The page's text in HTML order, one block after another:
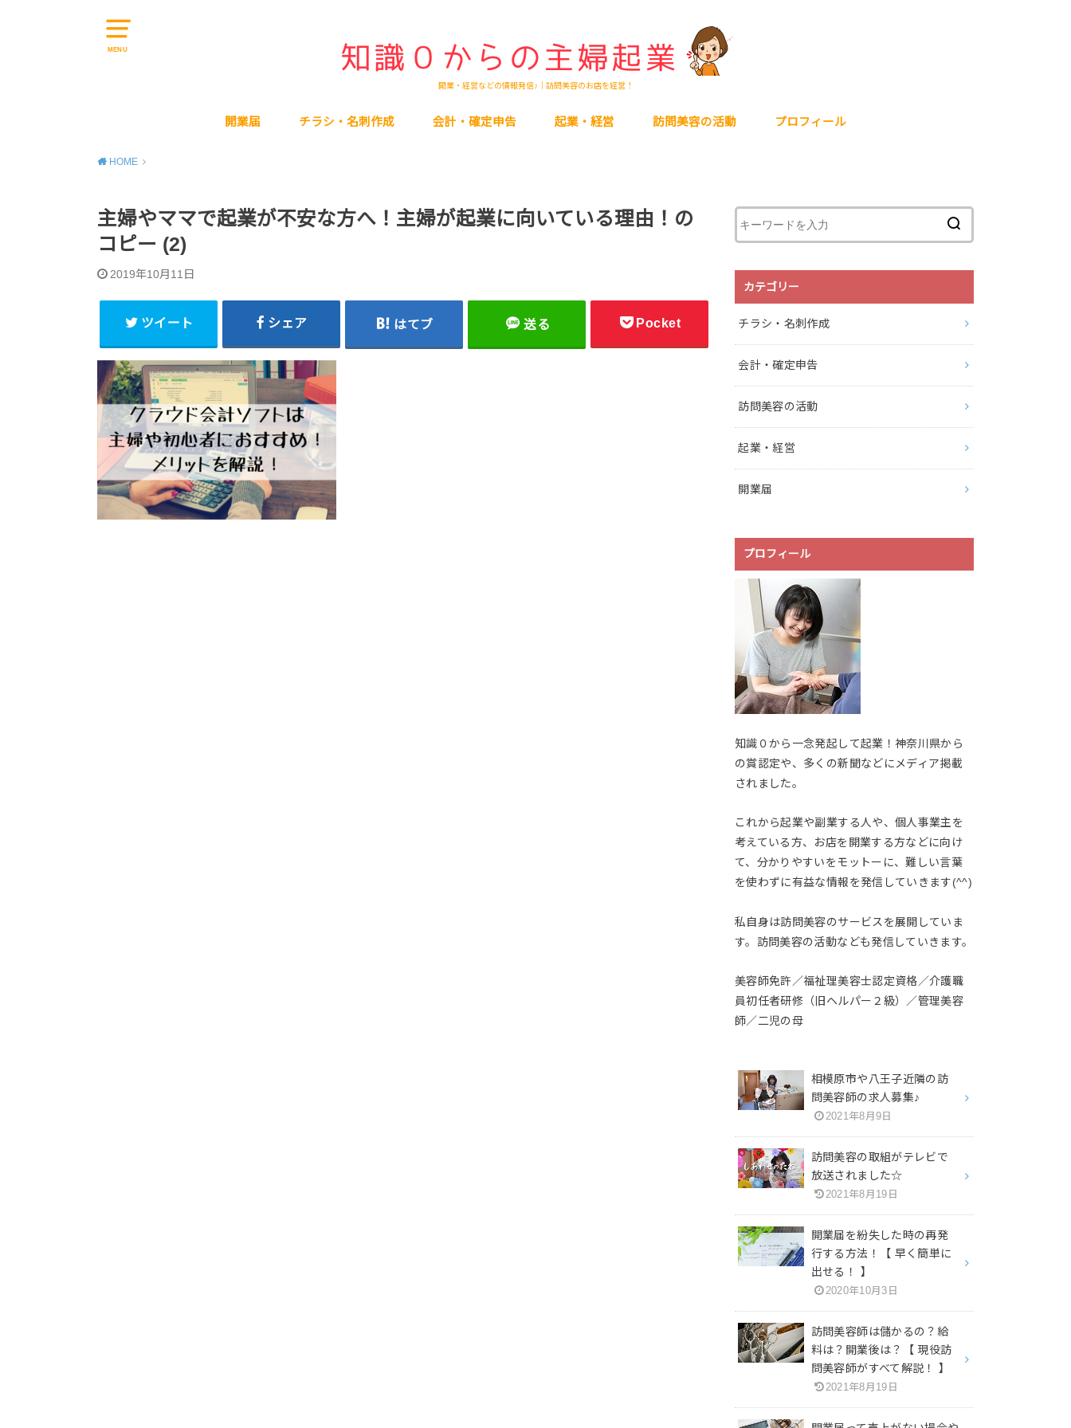
MENU
開業・経営などの情報発信♪｜訪問美容のお店を経営！
開業届 チラシ・名刺作成 会計・確定申告 起業・経営 訪問美容の活動 プロフィール
HOME
主婦やママで起業が不安な方へ！主婦が起業に向いている理由！の
コピー (2)
2019年10月11日
ツイート シェア はてブ 送る Pocket
カテゴリー
チラシ・名刺作成
会計・確定申告
訪問美容の活動
起業・経営
開業届
プロフィール
知識０から一念発起して起業！神奈川県から
の賞認定や、多くの新聞などにメディア掲載
されました。
これから起業や副業する人や、個人事業主を
考えている方、お店を開業する方などに向け
て、分かりやすいをモットーに、難しい言葉
を使わずに有益な情報を発信していきます(^^)
私自身は訪問美容のサービスを展開していま
す。訪問美容の活動なども発信していきます。
美容師免許／福祉理美容士認定資格／介護職
員初任者研修（旧ヘルパー２級）／管理美容
師／二児の母
相模原市や八王子近隣の訪
問美容師の求人募集♪
2021年8月9日
訪問美容の取組がテレビで
放送されました☆
2021年8月19日
開業届を紛失した時の再発
行する方法！【 早く簡単に
出せる！ 】
2020年10月3日
訪問美容師は儲かるの？給
料は？開業後は？【 現役訪
問美容師がすべて解説！ 】
2021年8月19日